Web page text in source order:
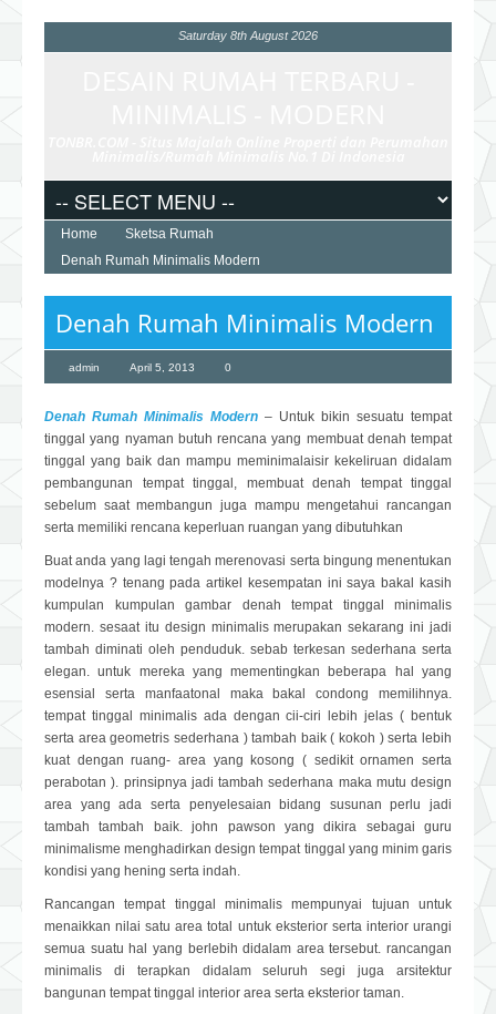
Saturday 8th August 2026
Home
Sketsa Rumah
Denah Rumah Minimalis Modern
Denah Rumah Minimalis Modern
admin April 5, 2013 0
Denah Rumah Minimalis Modern – Untuk bikin sesuatu tempat
tinggal yang nyaman butuh rencana yang membuat denah tempat
tinggal yang baik dan mampu meminimalaisir kekeliruan didalam
pembangunan tempat tinggal, membuat denah tempat tinggal
sebelum saat membangun juga mampu mengetahui rancangan
serta memiliki rencana keperluan ruangan yang dibutuhkan
Buat anda yang lagi tengah merenovasi serta bingung menentukan
modelnya ? tenang pada artikel kesempatan ini saya bakal kasih
kumpulan kumpulan gambar denah tempat tinggal minimalis
modern. sesaat itu design minimalis merupakan sekarang ini jadi
tambah diminati oleh penduduk. sebab terkesan sederhana serta
elegan. untuk mereka yang mementingkan beberapa hal yang
esensial serta manfaatonal maka bakal condong memilihnya.
tempat tinggal minimalis ada dengan cii-ciri lebih jelas ( bentuk
serta area geometris sederhana ) tambah baik ( kokoh ) serta lebih
kuat dengan ruang- area yang kosong ( sedikit ornamen serta
perabotan ). prinsipnya jadi tambah sederhana maka mutu design
area yang ada serta penyelesaian bidang susunan perlu jadi
tambah tambah baik. john pawson yang dikira sebagai guru
minimalisme menghadirkan design tempat tinggal yang minim garis
kondisi yang hening serta indah.
Rancangan tempat tinggal minimalis mempunyai tujuan untuk
menaikkan nilai satu area total untuk eksterior serta interior urangi
semua suatu hal yang berlebih didalam area tersebut. rancangan
minimalis di terapkan didalam seluruh segi juga arsitektur
bangunan tempat tinggal interior area serta eksterior taman.